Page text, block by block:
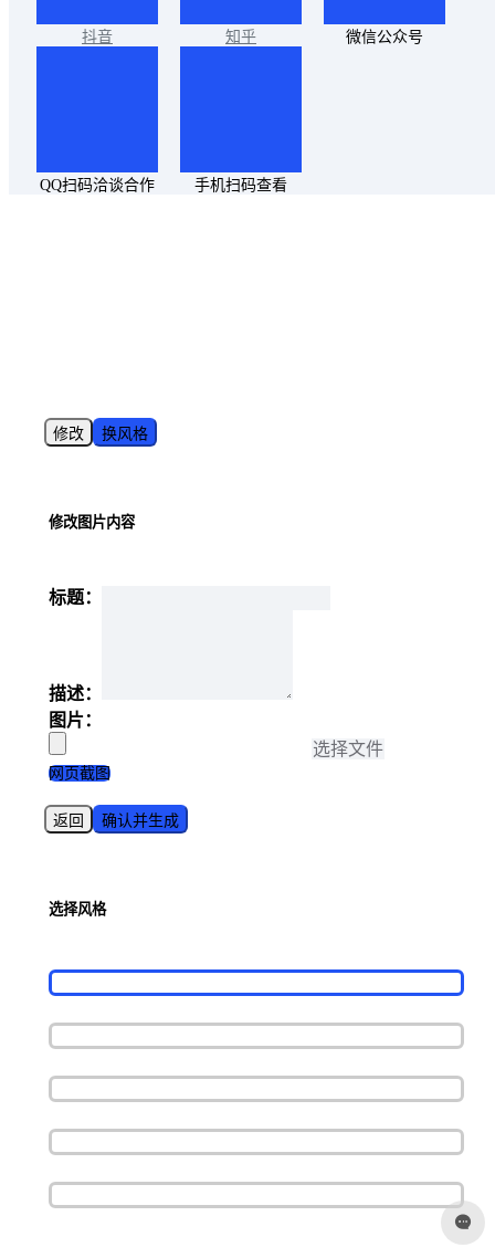
抖音 知乎 微信公众号
QQ扫码洽谈合作 手机扫码查看
修改 换风格
修改图片内容
标题：
描述：
图片：
选择文件
网页截图
返回 确认并生成
选择风格